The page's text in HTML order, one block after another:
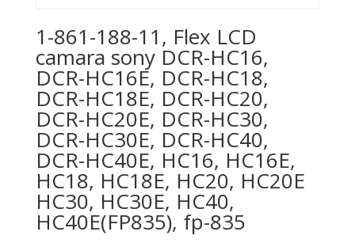
1-861-188-11, Flex LCD
camara sony DCR-HC16,
DCR-HC16E, DCR-HC18,
DCR-HC18E, DCR-HC20,
DCR-HC20E, DCR-HC30,
DCR-HC30E, DCR-HC40,
DCR-HC40E, HC16, HC16E,
HC18, HC18E, HC20, HC20E
HC30, HC30E, HC40,
HC40E(FP835), fp-835